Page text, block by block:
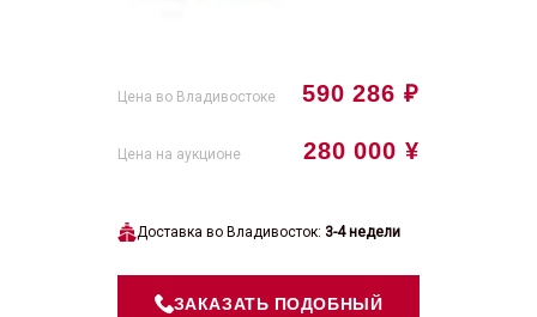
590 286 ₽
Цена во Владивостоке
280 000 ¥
Цена на аукционе
Доставка во Владивосток: 3-4 недели
ЗАКАЗАТЬ ПОДОБНЫЙ